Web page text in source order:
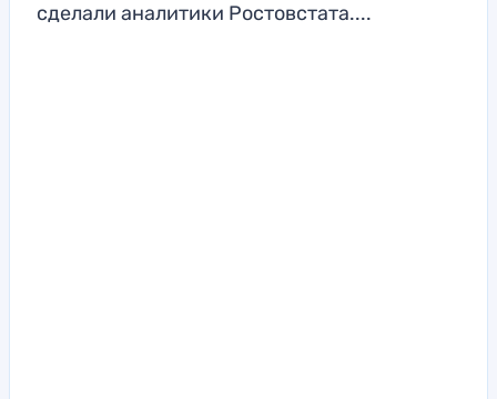
сделали аналитики Ростовстата....